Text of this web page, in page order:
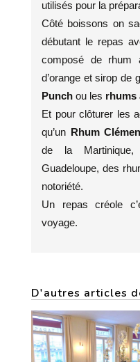
utilisés pour la
Côté boissons on
débutant le repas
composé de rhum
d’orange et sirop de
Punch ou les rhums
Et pour clôturer les
qu’un Rhum
de la
Guadeloupe, des
notoriété.
Un repas créole
voyage.
D'autres articles